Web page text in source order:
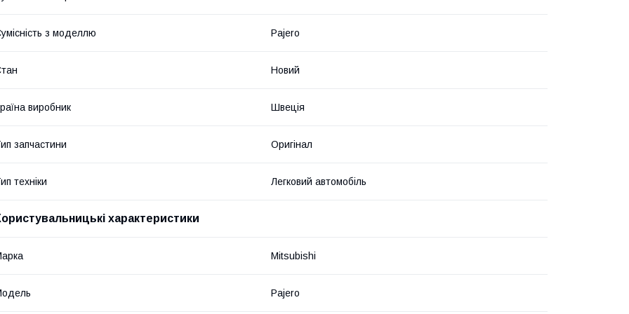
з моделлю Pajero
Новий
виробник Швеція
запчастини Оригінал
техніки Легковий автомобіль
характеристики
Mitsubishi
Pajero